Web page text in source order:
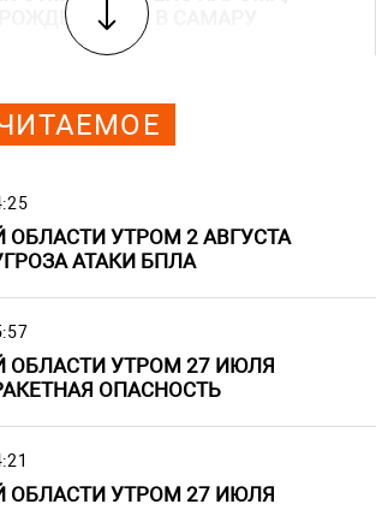
В САМАРУ
ОБЛАСТИ УТРОМ 2 АВГУСТА
АТАКИ БПЛА
ОБЛАСТИ УТРОМ 27 ИЮЛЯ
ОПАСНОСТЬ
ОБЛАСТИ УТРОМ 27 ИЮЛЯ